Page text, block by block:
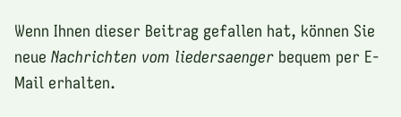
Wenn Ihnen dieser Beitrag gefallen hat, können Sie
neue Nachrichten vom liedersaenger bequem per E-
Mail erhalten.